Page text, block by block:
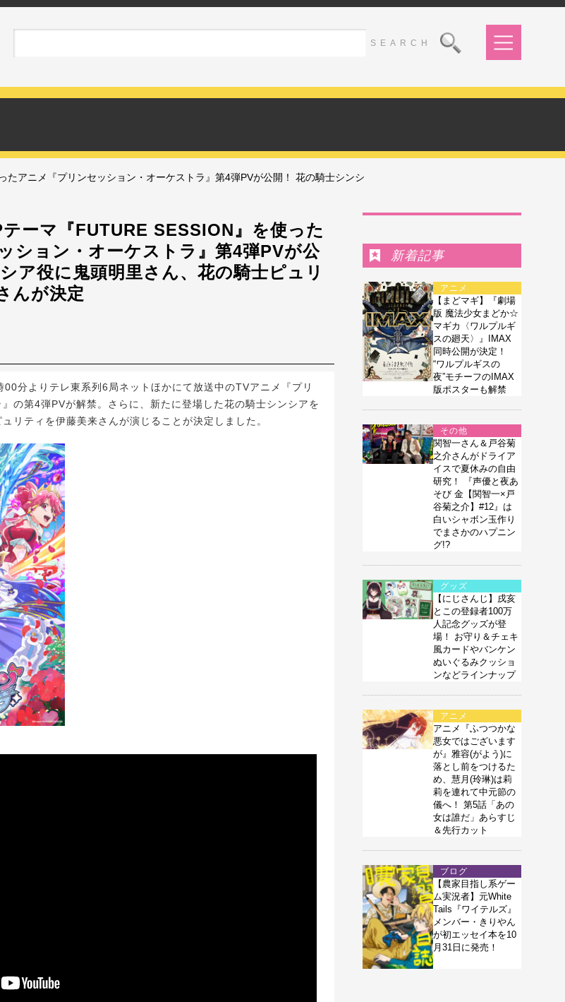
たアニメ『プリンセッション・オーケストラ』第4弾PVが公開！ 花の騎士シンシ
テーマ『FUTURE SESSION』を使った
ション・オーケストラ』第4弾PVが公
ア役に鬼頭明里さん、花の騎士ピュリ
んが決定
分よりテレ東系列6局ネットほかにて放送中のTVアニメ『プリ
の第4弾PVが解禁。さらに、新たに登場した花の騎士シンシアを
リティを伊藤美来さんが演じることが決定しました。
新着記事
アニメ
【まどマギ】『劇場
版 魔法少女まどか☆
マギカ〈ワルプルギ
スの廻天〉』IMAX
同時公開が決定！
“ワルプルギスの
夜”モチーフのIMAX
版ポスターも解禁
その他
関智一さん＆戸谷菊
之介さんがドライア
イスで夏休みの自由
研究！ 『声優と夜あ
そび 金【関智一×戸
谷菊之介】#12』は
白いシャボン玉作り
でまさかのハプニン
グ!?
グッズ
【にじさんじ】戌亥
とこの登録者100万
人記念グッズが登
場！ お守り＆チェキ
風カードやバンケン
ぬいぐるみクッショ
ンなどラインナップ
アニメ
アニメ『ふつつかな
悪女ではございます
が』雅容(がよう)に
落とし前をつけるた
め、慧月(玲琳)は莉
莉を連れて中元節の
儀へ！ 第5話「あの
女は誰だ」あらすじ
＆先行カット
ブログ
【農家目指し系ゲー
ム実況者】元White
Tails『ワイテルズ』
メンバー・きりやん
が初エッセイ本を10
月31日に発売！